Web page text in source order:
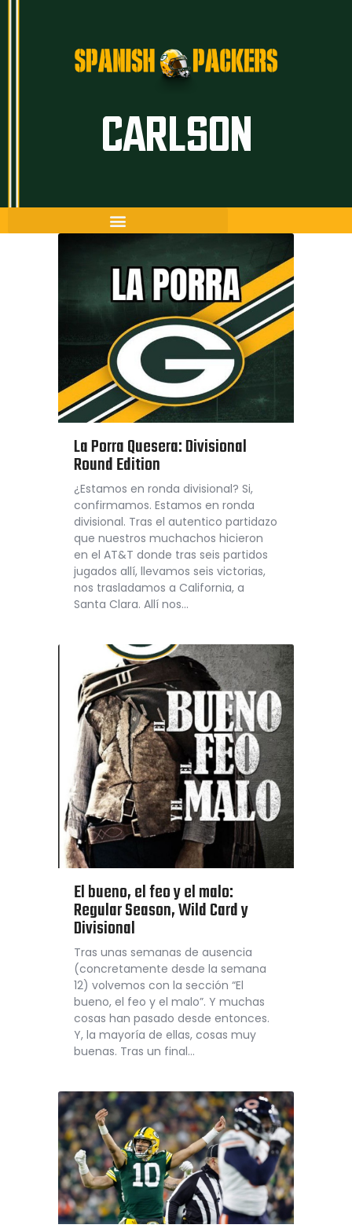
CARLSON
Artículos
Temporada 26/27
The Frozen Tundra
Guía Packers
La Porra Quesera: Divisional
Round Edition
¿Estamos en ronda divisional? Si,
confirmamos. Estamos en ronda
divisional. Tras el autentico partidazo
que nuestros muchachos hicieron
en el AT&T donde tras seis partidos
jugados allí, llevamos seis victorias,
nos trasladamos a California, a
Santa Clara. Allí nos…
El bueno, el feo y el malo:
Regular Season, Wild Card y
Divisional
Tras unas semanas de ausencia
(concretamente desde la semana
12) volvemos con la sección “El
bueno, el feo y el malo”. Y muchas
cosas han pasado desde entonces.
Y, la mayoría de ellas, cosas muy
buenas. Tras un final…